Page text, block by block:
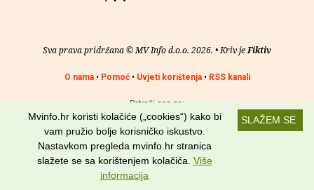
Sva prava pridržana © MV Info d.o.o. 2026. • Kriv jeFiktiv
O nama• Pomoć• Uvjeti korištenja• RSS kanali
Potraži nas na:
SLAŽEM SE
Mvinfo.hr koristi kolačiće („cookies“) kako bi
vam pružio bolje korisničko iskustvo.
Nastavkom pregleda mvinfo.hr stranica
slažete se sa korištenjem kolačića. Više
informacija